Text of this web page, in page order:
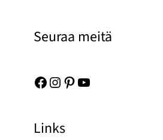
Seuraa meitä
Facebook Instagram Pinterest YouTube
Links